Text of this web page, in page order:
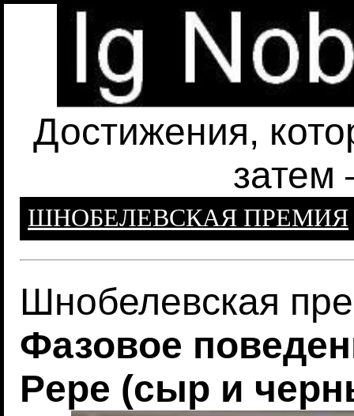
Достижения,
затем
ШНОБЕЛЕВСКАЯ ПРЕМИЯ
Шнобелевская
Фазовое
Pepe (сыр и